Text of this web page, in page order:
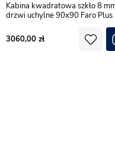
Kabina kwadratowa szkło 8 mm
drzwi uchylne 90x90 Faro Plus
3060,00